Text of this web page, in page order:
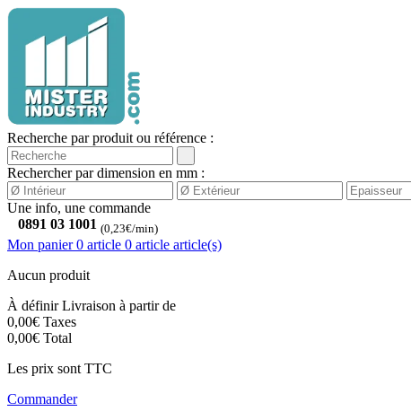
Recherche par produit ou référence :
Rechercher par dimension en mm :
Une info, une commande
0891 03 1001 (0,23€/min)
Mon panier 0 article 0 article article(s)
Aucun produit
À définirLivraison à partir de
0,00€ Taxes
0,00€ Total
Les prix sont TTC
Commander